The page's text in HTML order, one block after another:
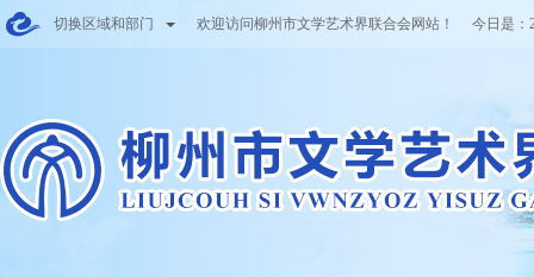
切换区域和部门 欢迎访问柳州市文学艺术界联合会网站！ 今日是：